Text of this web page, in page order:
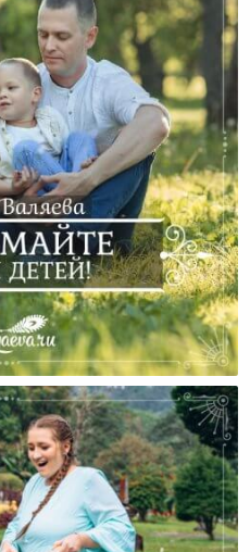
Своих Детей!